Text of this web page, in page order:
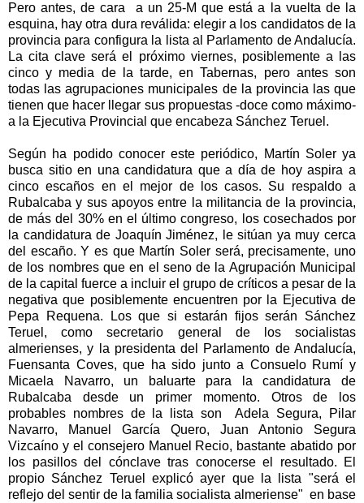
Pero antes, de cara a un 25-M que está a la vuelta de la
esquina, hay otra dura reválida: elegir a los candidatos de la
provincia para configura la lista al Parlamento de Andalucía.
La cita clave será el próximo viernes, posiblemente a las
cinco y media de la tarde, en Tabernas, pero antes son
todas las agrupaciones municipales de la provincia las que
tienen que hacer llegar sus propuestas -doce como máximo-
a la Ejecutiva Provincial que encabeza Sánchez Teruel.
Según ha podido conocer este periódico, Martín Soler ya
busca sitio en una candidatura que a día de hoy aspira a
cinco escaños en el mejor de los casos. Su respaldo a
Rubalcaba y sus apoyos entre la militancia de la provincia,
de más del 30% en el último congreso, los cosechados por
la candidatura de Joaquín Jiménez, le sitúan ya muy cerca
del escaño. Y es que Martín Soler será, precisamente, uno
de los nombres que en el seno de la Agrupación Municipal
de la capital fuerce a incluir el grupo de críticos a pesar de la
negativa que posiblemente encuentren por la Ejecutiva de
Pepa Requena. Los que si estarán fijos serán Sánchez
Teruel, como secretario general de los socialistas
almerienses, y la presidenta del Parlamento de Andalucía,
Fuensanta Coves, que ha sido junto a Consuelo Rumí y
Micaela Navarro, un baluarte para la candidatura de
Rubalcaba desde un primer momento. Otros de los
probables nombres de la lista son Adela Segura, Pilar
Navarro, Manuel García Quero, Juan Antonio Segura
Vizcaíno y el consejero Manuel Recio, bastante abatido por
los pasillos del cónclave tras conocerse el resultado. El
propio Sánchez Teruel explicó ayer que la lista "será el
reflejo del sentir de la familia socialista almeriense" en base